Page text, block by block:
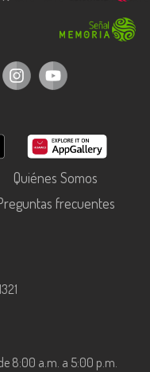
Quiénes Somos
frecuentes
8:00 a.m. a 5:00 p.m.